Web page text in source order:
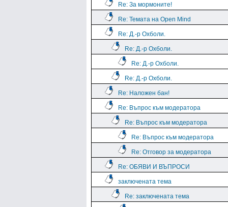
Re: За мормоните!
Re: Темата на Open Mind
Re: Д.-р Охболи.
Re: Д.-р Охболи.
Re: Д.-р Охболи.
Re: Д.-р Охболи.
Re: Наложен бан!
Re: Въпрос към модератора
Re: Въпрос към модератора
Re: Въпрос към модератора
Re: Отговор за модератора
Re: ОБЯВИ И ВЪПРОСИ
заключената тема
Re: заключената тема